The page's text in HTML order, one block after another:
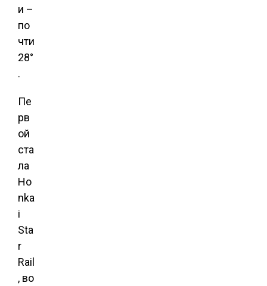
и –
по
чти
28°
.
Пе
рв
ой
ста
ла
Ho
nka
i
Sta
r
Rail
, во